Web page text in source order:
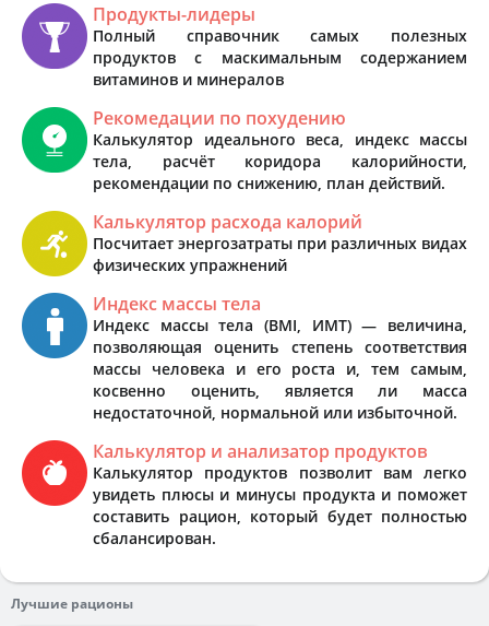
Продукты-лидеры
Полный справочник самых полезных
продуктов с маскимальным содержанием
витаминов и минералов
Рекомедации по похудению
Калькулятор идеального веса, индекс массы
тела, расчёт коридора калорийности,
рекомендации по снижению, план действий.
Калькулятор расхода калорий
Посчитает энергозатраты при различных видах
физических упражнений
Индекс массы тела
Индекс массы тела (BMI, ИМТ) — величина,
позволяющая оценить степень соответствия
массы человека и его роста и, тем самым,
косвенно оценить, является ли масса
недостаточной, нормальной или избыточной.
Калькулятор и анализатор продуктов
Калькулятор продуктов позволит вам легко
увидеть плюсы и минусы продукта и поможет
составить рацион, который будет полностью
сбалансирован.
Лучшие рационы